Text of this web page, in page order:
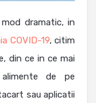
dramatic, in
COVID-19, citim
din ce in ce mai
de pe
sau aplicatii